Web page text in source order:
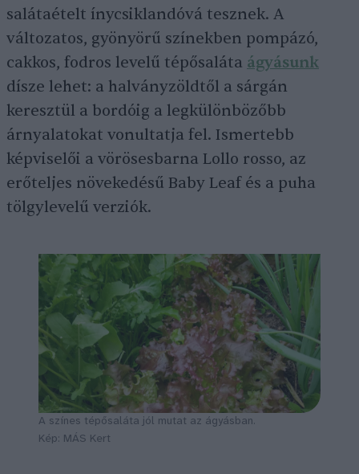
salátaételt ínycsiklandóvá tesznek. A
változatos, gyönyörű színekben pompázó,
cakkos, fodros levelű tépősaláta ágyásunk
dísze lehet: a halványzöldtől a sárgán
keresztül a bordóig a legkülönbözőbb
árnyalatokat vonultatja fel. Ismertebb
képviselői a vörösesbarna Lollo rosso, az
erőteljes növekedésű Baby Leaf és a puha
tölgylevelű verziók.
A színes tépősaláta jól mutat az ágyásban.
Kép: MÁS Kert